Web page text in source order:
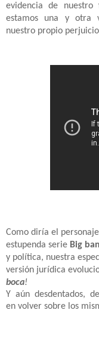
evidencia de nuestro
estamos una y otra
nuestro propio
Como diría el
estupenda serie Big
y política, nuestra
versión jurídica
boca!
Y aún desdentados,
en volver sobre los